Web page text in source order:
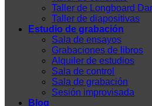
Taller de Longboard
Taller de diapositivas
Estudio de grabación
Sala de ensayos
Grabaciones de libros
Alquiler de estudios
Sala de control
Sala de grabación
Sesión improvisada
Blog